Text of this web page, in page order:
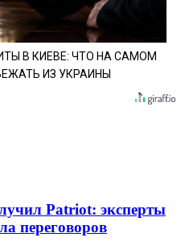
В КИЕВЕ: ЧТО НА САМОМ
ИЗ УКРАИНЫ
Patriot: эксперты
переговоров